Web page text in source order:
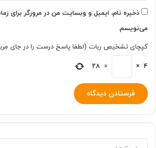
ذخیره نام، ایمیل و وبسایت من در مرورگر برای
می‌نویسم.
کپچای تشخیص ربات (لطفا پاسخ درست را در جای
4
×
=
28